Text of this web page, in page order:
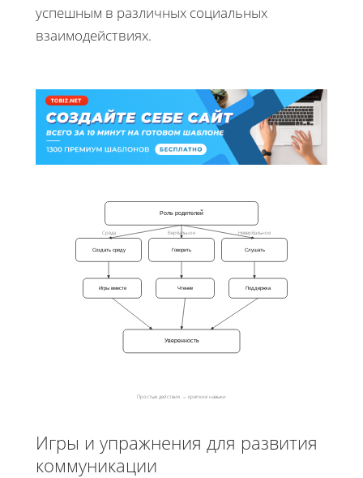
успешным в различных социальных
взаимодействиях.
Роль родителей
Создать среду Говорить Слушать
Игры вместе Чтение Поддержка
Уверенность
Среда Вербальное Невербальное
Простые действия → крепкие навыки
Игры и упражнения для развития
коммуникации